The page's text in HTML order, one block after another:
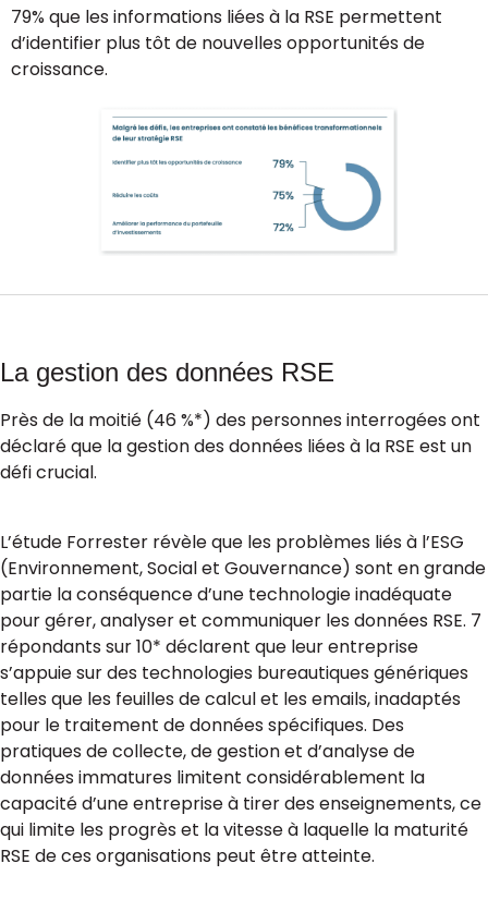
79% que les informations liées à la RSE permettent
d’identifier plus tôt de nouvelles opportunités de
croissance.
La gestion des données RSE
Près de la moitié (46 %*) des personnes interrogées ont
déclaré que la gestion des données liées à la RSE est un
défi crucial.
L’étude Forrester révèle que les problèmes liés à l’ESG
(Environnement, Social et Gouvernance) sont en grande
partie la conséquence d’une technologie inadéquate
pour gérer, analyser et communiquer les données RSE. 7
répondants sur 10* déclarent que leur entreprise
s’appuie sur des technologies bureautiques génériques
telles que les feuilles de calcul et les emails, inadaptés
pour le traitement de données spécifiques. Des
pratiques de collecte, de gestion et d’analyse de
données immatures limitent considérablement la
capacité d’une entreprise à tirer des enseignements, ce
qui limite les progrès et la vitesse à laquelle la maturité
RSE de ces organisations peut être atteinte.